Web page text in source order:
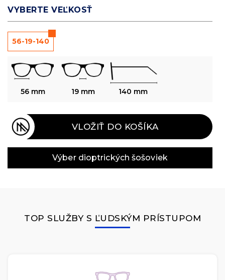
VYBERTE VEĽKOSŤ
56-19-140
56 mm 19 mm 140 mm
VLOŽIŤ DO KOŠÍKA
Výber dioptrických šošoviek
TOP SLUŽBY S ĽUDSKÝM PRÍSTUPOM